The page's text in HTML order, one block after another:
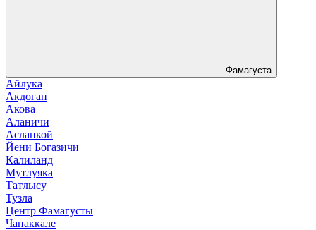
Фамагуста
Айлука
Акдоган
Акова
Аланичи
Асланкой
Йени Богазичи
Калиланд
Мутлуяка
Татлысу
Тузла
Центр Фамагусты
Чанаккале